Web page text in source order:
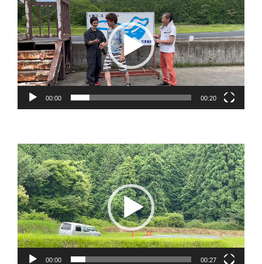
画
プ
レ
ー
ヤ
00:00 00:20
動
画
プ
レ
ー
ヤ
00:00 00:27